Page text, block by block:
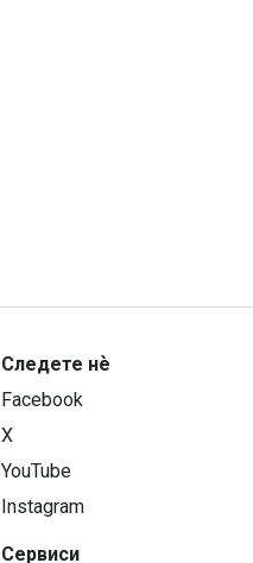
Следете нѐ
Facebook
X
YouTube
Instagram
Сервиси